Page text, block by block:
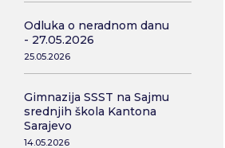
Odluka o neradnom danu
- 27.05.2026
25.05.2026
Gimnazija SSST na Sajmu
srednjih škola Kantona
Sarajevo
14.05.2026